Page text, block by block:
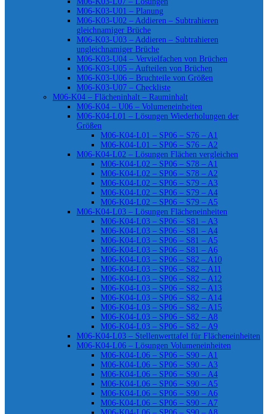
M06-K03-U01 – Planung
M06-K03-U02 – Addieren – Subtrahieren
gleichnamiger Brüche
M06-K03-U03 – Addieren – Subtrahieren
ungleichnamiger Brüche
M06-K03-U04 – Vervielfachen von Brüchen
M06-K03-U05 – Aufteilen von Brüchen
M06-K03-U06 – Bruchteile von Größen
M06-K03-U07 – Checkliste
M06-K04 – Flächeninhalt – Rauminhalt
M06-K04 – U06 – Volumeneinheiten
M06-K04-L01 – Lösungen Wiederholungen der
Größen
M06-K04-L01 – SP06 – S76 – A1
M06-K04-L01 – SP06 – S76 – A2
M06-K04-L02 – Lösungen Flächen vergleichen
M06-K04-L02 – SP06 – S78 – A1
M06-K04-L02 – SP06 – S78 – A2
M06-K04-L02 – SP06 – S79 – A3
M06-K04-L02 – SP06 – S79 – A4
M06-K04-L02 – SP06 – S79 – A5
M06-K04-L03 – Lösungen Flächeneinheiten
M06-K04-L03 – SP06 – S81 – A3
M06-K04-L03 – SP06 – S81 – A4
M06-K04-L03 – SP06 – S81 – A5
M06-K04-L03 – SP06 – S81 – A6
M06-K04-L03 – SP06 – S82 – A10
M06-K04-L03 – SP06 – S82 – A11
M06-K04-L03 – SP06 – S82 – A12
M06-K04-L03 – SP06 – S82 – A13
M06-K04-L03 – SP06 – S82 – A14
M06-K04-L03 – SP06 – S82 – A15
M06-K04-L03 – SP06 – S82 – A8
M06-K04-L03 – SP06 – S82 – A9
M06-K04-L03 – Stellenwerttafel für Flächeneinheiten
M06-K04-L06 – Lösungen Volumeneinheiten
M06-K04-L06 – SP06 – S90 – A1
M06-K04-L06 – SP06 – S90 – A3
M06-K04-L06 – SP06 – S90 – A4
M06-K04-L06 – SP06 – S90 – A5
M06-K04-L06 – SP06 – S90 – A6
M06-K04-L06 – SP06 – S90 – A7